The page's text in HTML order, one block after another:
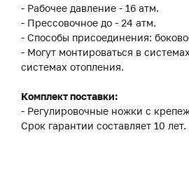
- Рабочее давление - 16 атм.
- Прессовочное до - 24 атм.
- Способы присоединения:
- Могут монтироваться в
системах отопления.
Комплект поставки:
- Регулировочные ножки с
Срок гарантии составляет 10 лет.